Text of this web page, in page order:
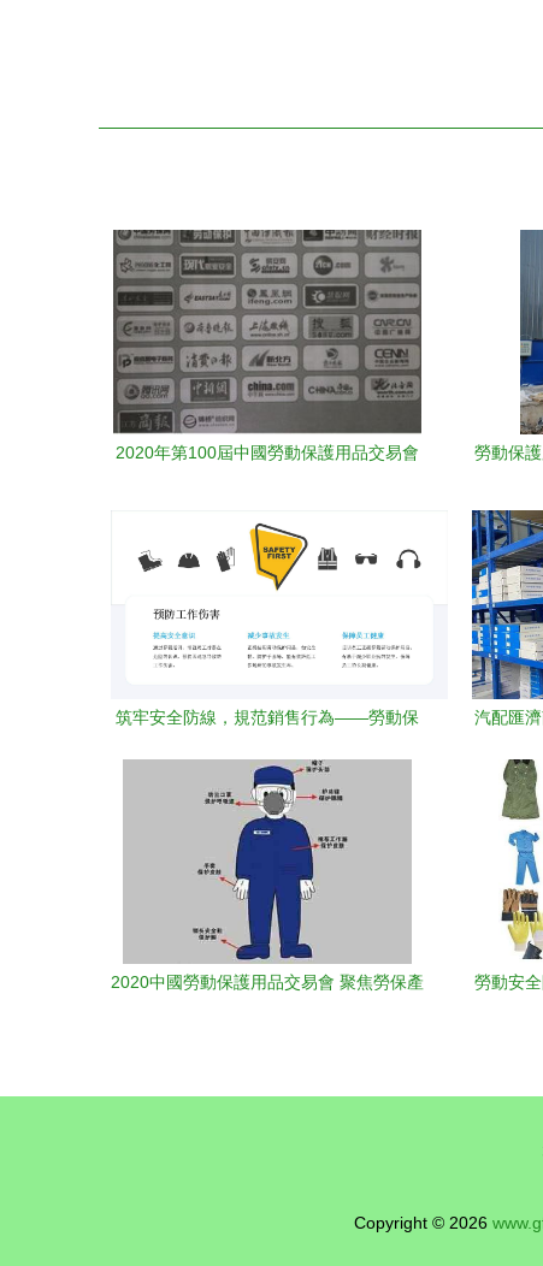
2020年第100屆中國勞動保護用品交易會
勞動保
筑牢安全防線，規范銷售行為——勞動保
汽配匯
2020中國勞動保護用品交易會 聚焦勞保產
勞動安
Copyright © 2026